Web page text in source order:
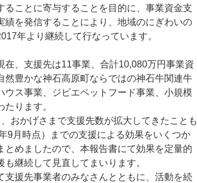
ることに寄与することを目的に、事業資金支
績を発信することにより、地域のにぎわいの
年より継続して行なっています。
、支援先は11事業、合計10,080万円事業資
然豊かな神石高原町ならではの神石牛関連牛
ウス事業、ジビエペットフード事業、小規模
ります。
おかげさまで支援先数が拡大してきたことも
9月時点）までの支援による効果をいくつか
とめましたので、本報告書にて効果を定量的
継続して見直してまいります。
支援先事業者のみなさんとともに、活動を続